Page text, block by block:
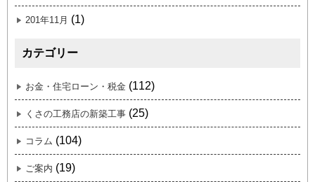
201年11月 (1)
カテゴリー
お金・住宅ローン・税金 (112)
くさの工務店の新築工事 (25)
コラム (104)
ご案内 (19)